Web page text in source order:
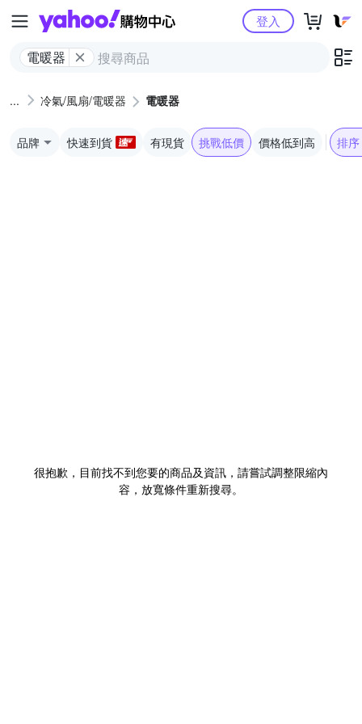
Yahoo購物中心
電暖器
登入
冷氣/風扇/電暖器 電暖器
品牌 快速到貨 有現貨 挑戰低價 價格低到高 排序
很抱歉，目前找不到您要的商品及資訊，請嘗試調整限縮內
容，放寬條件重新搜尋。